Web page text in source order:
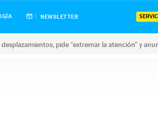
NEWSLETTER
pide “extremar la atención” y